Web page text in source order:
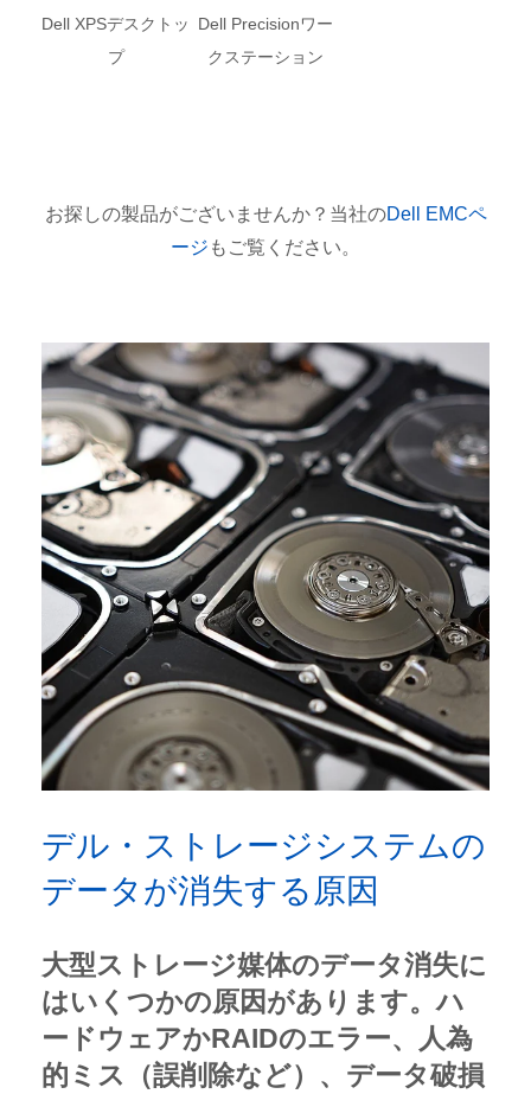
Dell XPSデスクトッ
プ
Dell Precisionワー
クステーション
お探しの製品がございませんか？当社のDell EMCペ
ージ もご覧ください。
デル・ストレージシステムの
データが消失する原因
大型ストレージ媒体のデータ消失に
はいくつかの原因があります。ハ
ードウェアかRAIDのエラー、人為
的ミス（誤削除など）、データ破損